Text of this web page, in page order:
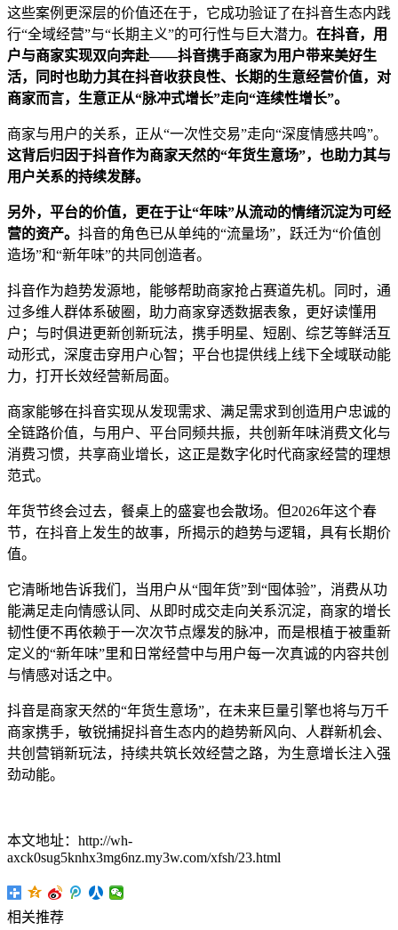
这些案例更深层的价值还在于，它成功验证了在抖音生态内践
行“全域经营”与“长期主义”的可行性与巨大潜力。 在抖音，用
户与商家实现双向奔赴——抖音携手商家为用户带来美好生
活，同时也助力其在抖音收获良性、长期的生意经营价值，对
商家而言，生意正从“脉冲式增长”走向“连续性增长”。
商家与用户的关系，正从“一次性交易”走向“深度情感共鸣”。
这背后归因于抖音作为商家天然的“年货生意场”，也助力其与
用户关系的持续发酵。
另外，平台的价值，更在于让“年味”从流动的情绪沉淀为可经
营的资产。 抖音的角色已从单纯的“流量场”，跃迁为“价值创
造场”和“新年味”的共同创造者。
抖音作为趋势发源地，能够帮助商家抢占赛道先机。同时，通
过多维人群体系破圈，助力商家穿透数据表象，更好读懂用
户；与时俱进更新创新玩法，携手明星、短剧、综艺等鲜活互
动形式，深度击穿用户心智；平台也提供线上线下全域联动能
力，打开长效经营新局面。
商家能够在抖音实现从发现需求、满足需求到创造用户忠诚的
全链路价值，与用户、平台同频共振，共创新年味消费文化与
消费习惯，共享商业增长，这正是数字化时代商家经营的理想
范式。
年货节终会过去，餐桌上的盛宴也会散场。但2026年这个春
节，在抖音上发生的故事，所揭示的趋势与逻辑，具有长期价
值。
它清晰地告诉我们，当用户从“囤年货”到“囤体验”，消费从功
能满足走向情感认同、从即时成交走向关系沉淀，商家的增长
韧性便不再依赖于一次次节点爆发的脉冲，而是根植于被重新
定义的“新年味”里和日常经营中与用户每一次真诚的内容共创
与情感对话之中。
抖音是商家天然的“年货生意场”，在未来巨量引擎也将与万千
商家携手，敏锐捕捉抖音生态内的趋势新风向、人群新机会、
共创营销新玩法，持续共筑长效经营之路，为生意增长注入强
劲动能。
本文地址：http://wh-
axck0sug5knhx3mg6nz.my3w.com/xfsh/23.html
相关推荐